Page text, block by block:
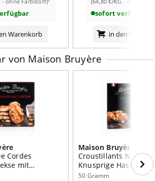
produziert.
Behälter aufbewahren.
verpackt.
Warenkorb
sofort verfügbar
in den
von Maison Bruyère
Cordes
mit
Maison Bruyère
Croustillants
Knusprige
50 Gramm